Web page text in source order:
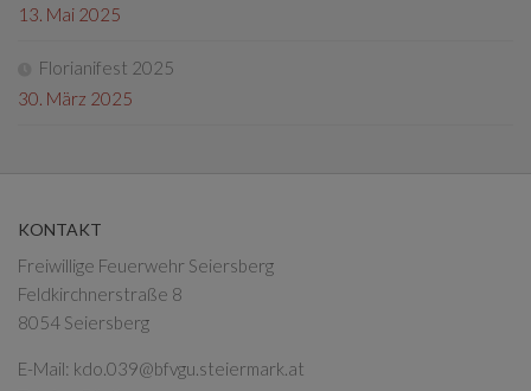
13. Mai 2025
Florianifest 2025
30. März 2025
KONTAKT
Freiwillige Feuerwehr Seiersberg
Feldkirchnerstraße 8
8054 Seiersberg
E-Mail: kdo.039@bfvgu.steiermark.at